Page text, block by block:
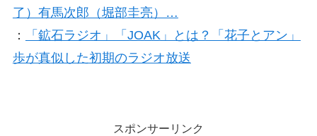
了）有馬次郎（堀部圭亮）…
：
「鉱石ラジオ」「JOAK」とは？「花子とアン」
歩が真似した初期のラジオ放送
スポンサーリンク